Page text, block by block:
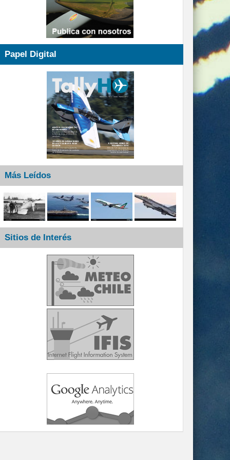
Papel Digital
Más Leídos
Sitios de Interés